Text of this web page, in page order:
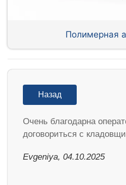
Полимерная
Назад
Очень благодарна
договориться с
Evgeniya, 04.10.2025